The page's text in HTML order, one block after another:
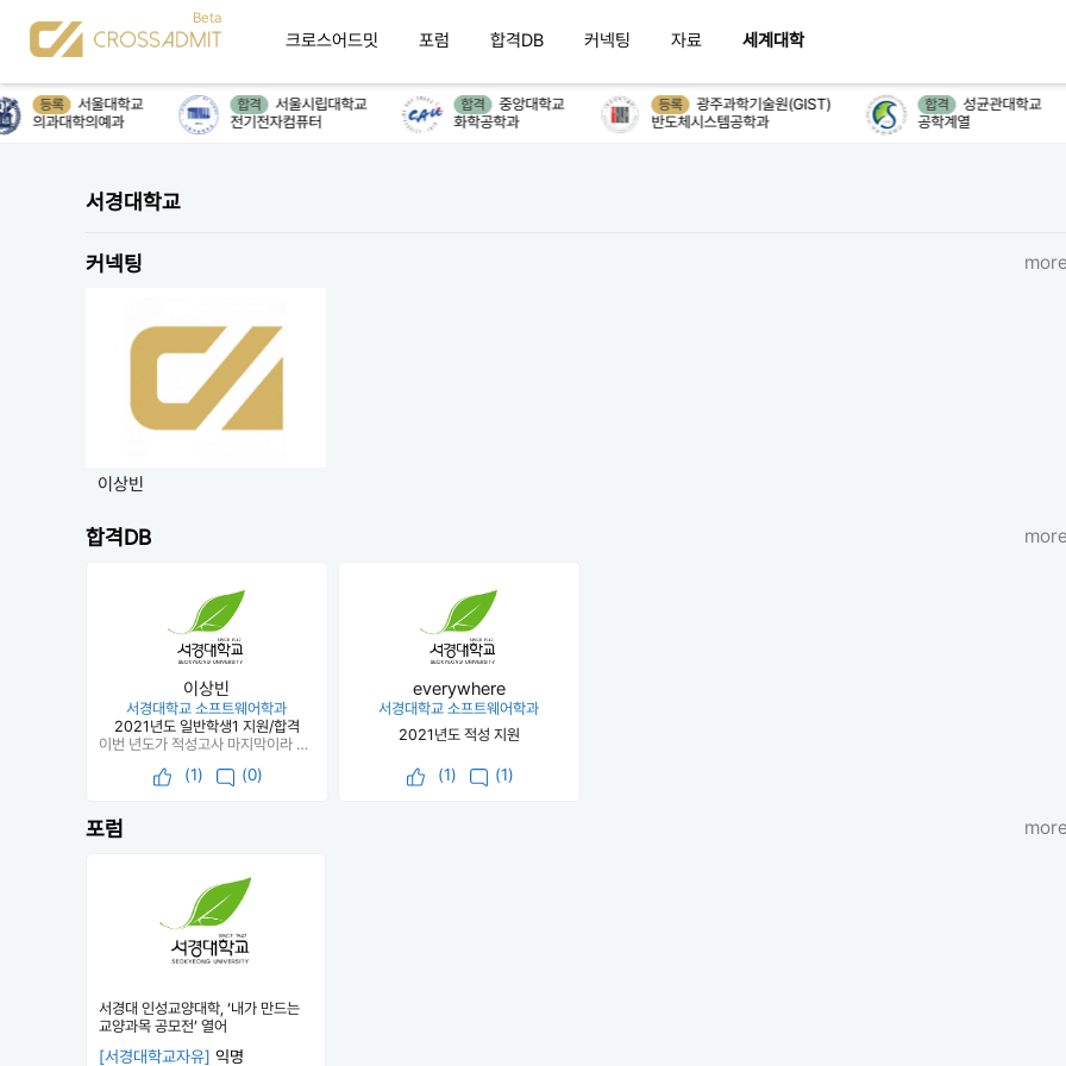
크로스어드밋 포럼 합격DB 커넥팅 자료 세계대학
등록
서울대학교
의과대학의예과
합격
서울시립대학교
전기전자컴퓨터
합격
중앙대학교
화학공학과
등록
광주과학기술원(GIST)
반도체시스템공학과
합격
성균관대학교
공학계열
서경대학교
커넥팅
이상빈
합격DB
이상빈
서경대학교 소프트웨어학과
2021년도 일반학생1 지원/합격
이번 년도가 적성고사 마지막이라 원래는 못갈 성적의 대학이었는데 이 마지막 적성고사를 통해 와서 정말 운좋게 잘 간 것 같다.
(1) (0)
everywhere
서경대학교 소프트웨어학과
2021년도 적성 지원
(1) (1)
포럼
서경대 인성교양대학, ‘내가 만드는
교양과목 공모전’ 열어
[서경대학교자유] 익명